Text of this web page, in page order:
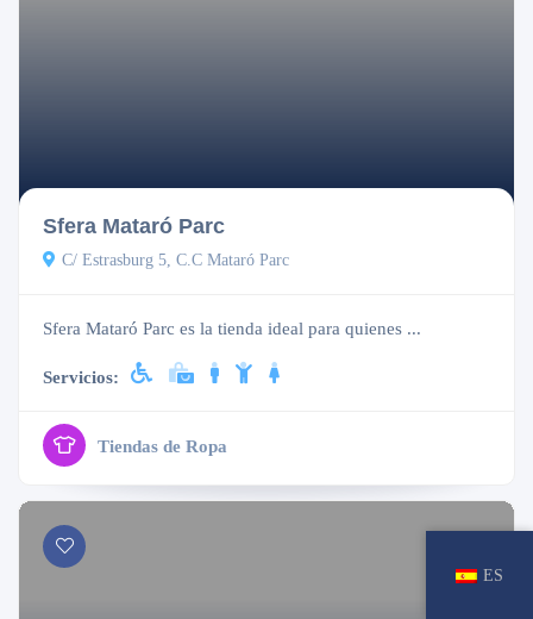
Sfera Mataró Parc
C/ Estrasburg 5, C.C Mataró Parc
Sfera Mataró Parc es la tienda ideal para quienes ...
Servicios:
Tiendas de Ropa
ES